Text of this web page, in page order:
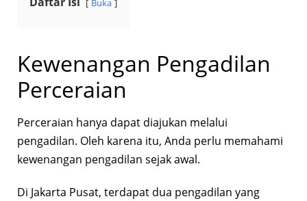
Buka
Kewenangan Pengadilan
Perceraian
Perceraian hanya dapat diajukan melalui
pengadilan. Oleh karena itu, Anda perlu memahami
kewenangan pengadilan sejak awal.
Di Jakarta Pusat, terdapat dua pengadilan yang